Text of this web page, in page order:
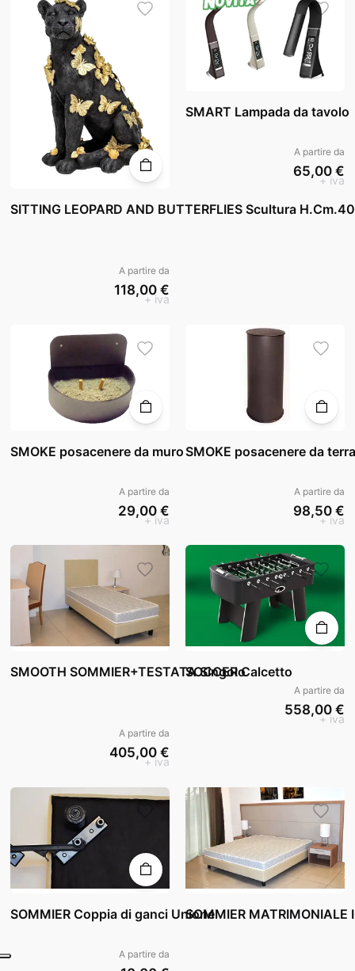
SITTING LEOPARD AND BUTTERFLIES Scultura
A partire da
118,00 €
+ iva
SMART Lampada da tavolo
A partire da
65,00 €
+ iva
SMOKE posacenere da muro
A partire da
29,00 €
+ iva
SMOKE posacenere da
A partire da
98,50 €
+ iva
SMOOTH SOMMIER+TESTATA Singolo
A partire da
405,00 €
+ iva
SOCCER Calcetto
A partire da
558,00 €
+ iva
SOMMIER Coppia di ganci Unione
A partire da
SOMMIER MATRIMONIALE